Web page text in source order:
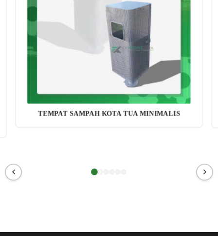
TEMPAT SAMPAH KOTA TUA MINIMALIS